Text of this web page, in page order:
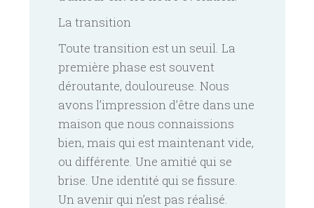
La transition
Toute transition est un seuil. La
première phase est souvent
déroutante, douloureuse. Nous
avons l’impression d’être dans une
maison que nous connaissions
bien, mais qui est maintenant vide,
ou différente. Une amitié qui se
brise. Une identité qui se fissure.
Un avenir qui n’est pas réalisé.